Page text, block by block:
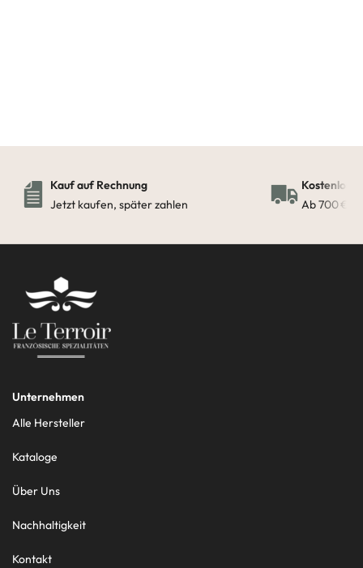
Kauf auf Rechnung
Jetzt kaufen, später zahlen
Ab 700 € in
Unternehmen
Alle Hersteller
Kataloge
Über Uns
Nachhaltigkeit
Kontakt